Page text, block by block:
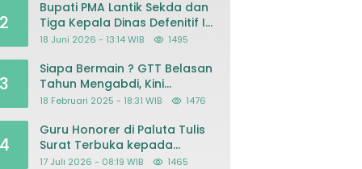
2
Bupati PMA Lantik Sekda dan
Tiga Kepala Dinas Defenitif Ini
orangnya
18 Juni 2026 - 13:14 WIB 1495
3
Siapa Bermain ? GTT Belasan
Tahun Mengabdi, Kini
Dikeluarkan Sepihak Dari
18 Februari 2025 - 18:31 WIB 1476
Guru Honorer di Paluta Tulis
Surat Terbuka kepada
Presiden Prabowo, Mohon
17 Juli 2026 - 08:19 WIB 1465